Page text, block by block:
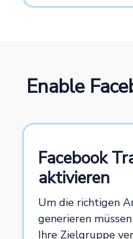
Enable
Facebook
aktivieren
Um die richtigen
generieren
Ihre Zielgruppe